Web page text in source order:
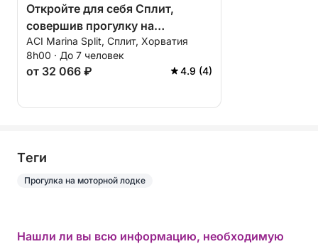
Откройте для себя Сплит,
совершив прогулку на
моторной лодке, и посетите
прекрасные места.
ACI Marina Split, Сплит, Хорватия
8h00 · До 7 человек
от 32 066 ₽ 4.9 (4)
Tеги
Прогулка на моторной лодке
Нашли ли вы всю информацию, необходимую